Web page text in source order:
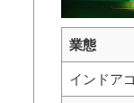
業態
インドア